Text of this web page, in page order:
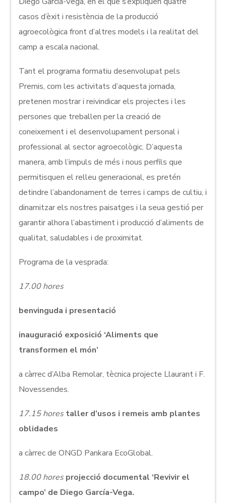
casos d’èxit i resistència de la producció
agroecològica front d’altres models i la realitat del
camp a escala nacional.
Tant el programa formatiu desenvolupat pels
Premis, com les activitats d’aquesta jornada,
pretenen mostrar i reivindicar els projectes i les
persones que treballen per la creació de
coneixement i el desenvolupament personal i
professional al sector agroecològic. D’aquesta
manera, amb l’impuls de més i nous perfils que
permitisquen el relleu generacional, es pretén
detindre l’abandonament de terres i camps de cultiu, i
dinamitzar els nostres paisatges i la seua gestió per
garantir alhora l’abastiment i producció d’aliments de
qualitat, saludables i de proximitat.
Programa de la vesprada:
17.00 hores
benvinguda i presentació
inauguració exposició ‘Aliments que
transformen el món’
a càrrec d’Alba Remolar, tècnica projecte Llaurant i F.
Novessendes.
17.15 horestaller d’usos i remeis amb plantes
oblidades
a càrrec de ONGD Pankara EcoGlobal.
18.00 horesprojecció documental ‘Revivir el
campo’ de Diego García-Vega.